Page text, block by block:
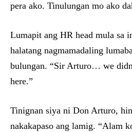
pera ako. Tinulungan mo ako
Lumapit ang HR head mula sa
halatang nagmamadaling
bulungan. “Sir Arturo… we
here.”
Tinignan siya ni Don Arturo,
nakakapaso ang lamig. “Alam